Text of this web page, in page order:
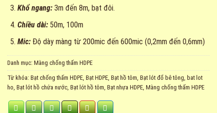
Khổ ngang:3m đến 8m, bạt đôi.
Chiều dài: 50m, 100m
Mic:Độ dày màng từ 200mic đến 600mic (0,2mm đến 0,6mm)
Danh mục: Màng chống thấm HDPE
Từ khóa: Bạt chống thấm HDPE Bạt HDPE Bạt hồ tôm Bạt lót đổ bê tông bat lot
ho Bạt lót hồ chứa nước Bạt lót hồ tôm Bạt nhựa HDPE Màng chống thấm HDPE